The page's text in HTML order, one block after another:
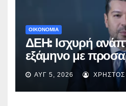
ΟΙΚΟΝΟΜΙΑ
ΔΕΗ: Ισχυρή
εξάμηνο με
EBITDA στα €1,2
ΑΥΓ 5, 2026